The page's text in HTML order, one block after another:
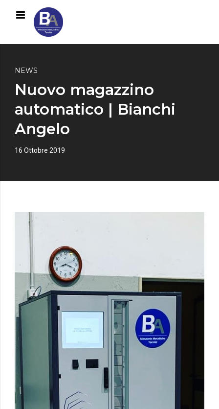
NEWS
Nuovo magazzino
automatico | Bianchi
Angelo
16 Ottobre 2019